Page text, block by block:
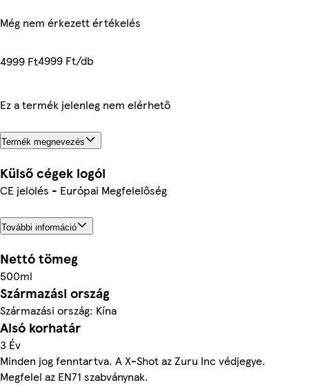
Még nem érkezett értékelés
4999 Ft4999 Ft/db
Ez a termék jelenleg nem elérhető
Termék megnevezés
Külső cégek logói
CE jelölés - Európai Megfelelőség
További információ
Nettó tömeg
500ml
Származási ország
Származási ország: Kína
Alsó korhatár
3 Év
Minden jog fenntartva. A X-Shot az Zuru Inc védjegye.
Megfelel az EN71 szabványnak.